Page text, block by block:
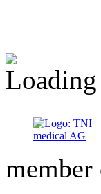
member